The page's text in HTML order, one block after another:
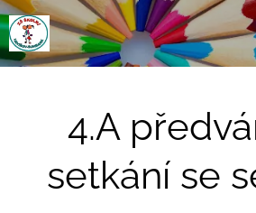
4.A
setkání se